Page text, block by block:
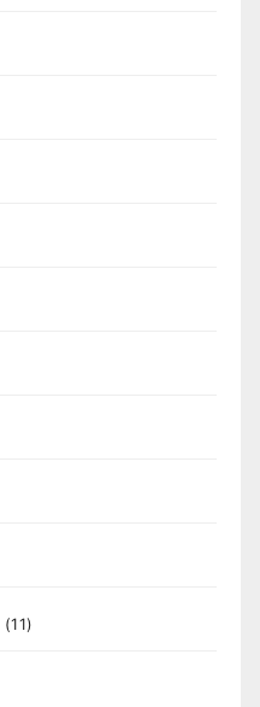
(11)